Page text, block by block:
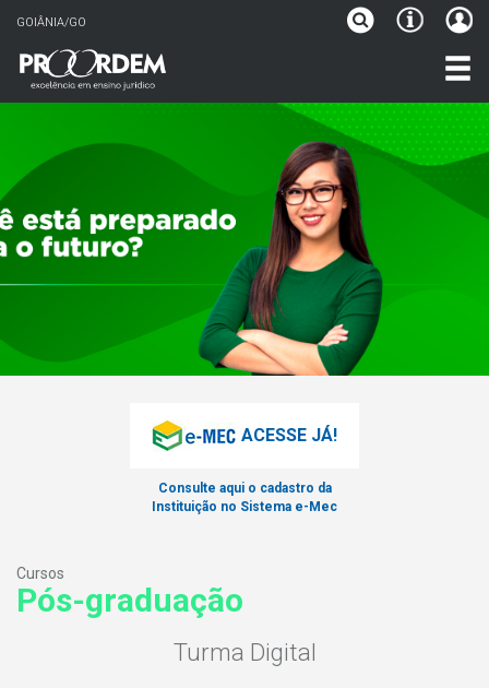
GOIÂNIA/GO
ACESSE JÁ!
Consulte aqui o cadastro da
Instituição no Sistema e-Mec
Cursos
Pós-graduação
Turma Digital